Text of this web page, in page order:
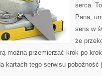
serca.
Pana,
sens w
że
można przemierzać krok po
kartach tego serwisu